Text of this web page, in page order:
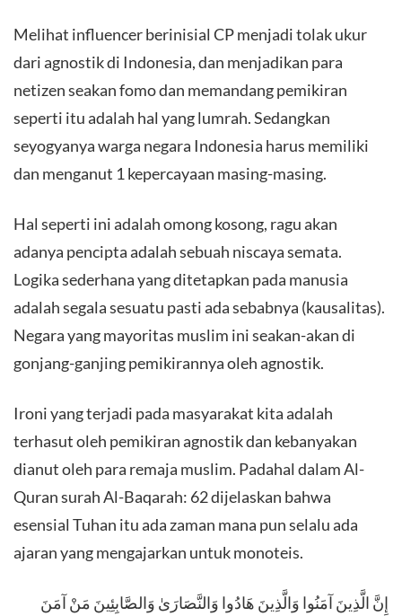
Melihat influencer berinisial CP menjadi tolak ukur
dari agnostik di Indonesia, dan menjadikan para
netizen seakan fomo dan memandang pemikiran
seperti itu adalah hal yang lumrah. Sedangkan
seyogyanya warga negara Indonesia harus memiliki
dan menganut 1 kepercayaan masing-masing.
Hal seperti ini adalah omong kosong, ragu akan
adanya pencipta adalah sebuah niscaya semata.
Logika sederhana yang ditetapkan pada manusia
adalah segala sesuatu pasti ada sebabnya (kausalitas).
Negara yang mayoritas muslim ini seakan-akan di
gonjang-ganjing pemikirannya oleh agnostik.
Ironi yang terjadi pada masyarakat kita adalah
terhasut oleh pemikiran agnostik dan kebanyakan
dianut oleh para remaja muslim. Padahal dalam Al-
Quran surah Al-Baqarah: 62 dijelaskan bahwa
esensial Tuhan itu ada zaman mana pun selalu ada
ajaran yang mengajarkan untuk monoteis.
إِنَّ الَّذِينَ آمَنُوا وَالَّذِينَ هَادُوا وَالنَّصَارَىٰ وَالصَّابِئِينَ مَنْ آمَنَ